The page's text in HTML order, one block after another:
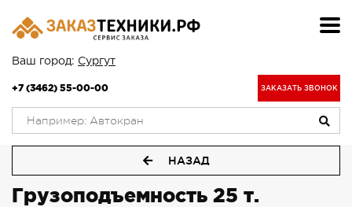
Ваш город: Сургут
+7 (3462) 55-00-00 ЗАКАЗАТЬ ЗВОНОК
НАЗАД
Грузоподъемность 25 т.